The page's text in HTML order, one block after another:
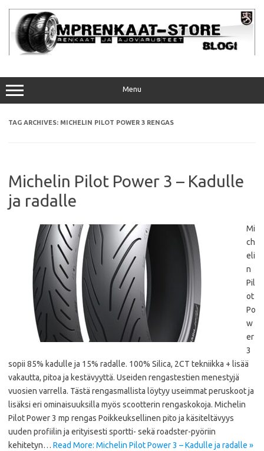
content
Menu
TAG ARCHIVES: MICHELIN PILOT POWER 3 RENGAS
Michelin Pilot Power 3 – Kadulle
ja radalle
Mi
ch
eli
n
Pil
ot
Po
w
er
3
sopii 85% kadulle ja 15% radalle. 100% Silica, 2CT tekniikka + lisää
vakautta, pitoa ja kestävyyttä. Useiden rengastestien menestyjä
vuosien varrella. Tästä rengasmallista löytyy useimmat peruskoot ja
lisäksi eri ominaisuuksilla myös scootterin rengaskokoja. Michelin
Pilot Power 3 mp rengas Poikkeuksellinen pito ja käsiteltävyys
uuden profiilin ja erityisesti sportti- sekä roadster-pyöriin
kehitetyn… Read More: Michelin Pilot Power 3 – Kadulle ja radalle »